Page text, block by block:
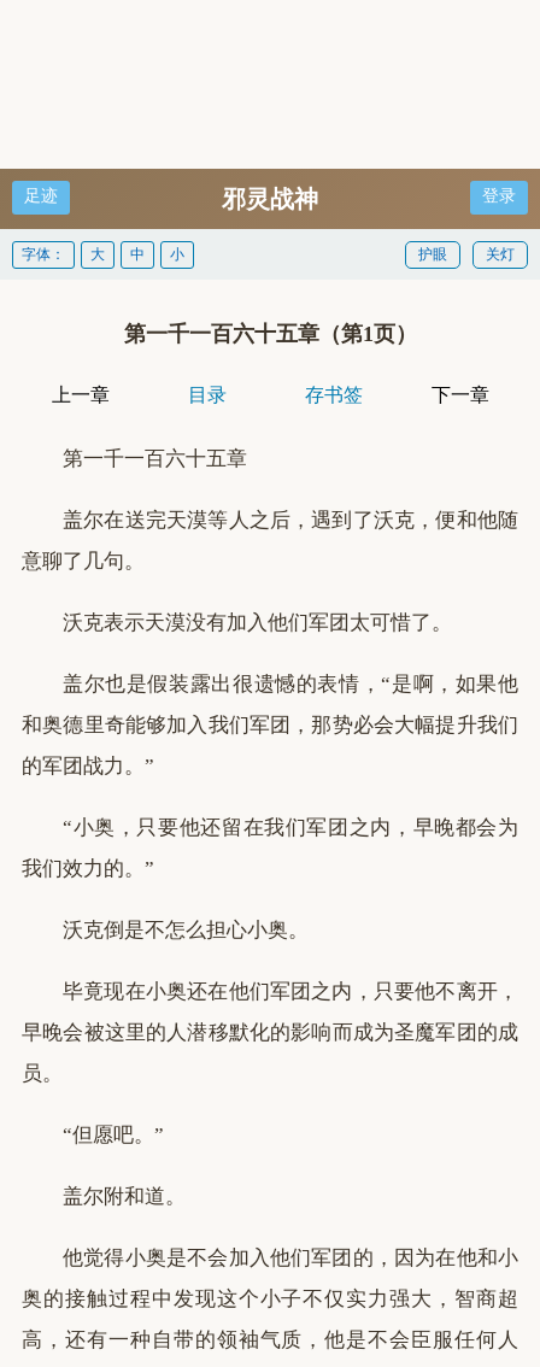
足迹 邪灵战神 登录
关灯
护眼
字体： 大 中 小
第一千一百六十五章（第1页）
上一章 目录 存书签 下一章
第一千一百六十五章
盖尔在送完天漠等人之后，遇到了沃克，便和他随
意聊了几句。
沃克表示天漠没有加入他们军团太可惜了。
盖尔也是假装露出很遗憾的表情，“是啊，如果他
和奥德里奇能够加入我们军团，那势必会大幅提升我们
的军团战力。”
“小奥，只要他还留在我们军团之内，早晚都会为
我们效力的。”
沃克倒是不怎么担心小奥。
毕竟现在小奥还在他们军团之内，只要他不离开，
早晚会被这里的人潜移默化的影响而成为圣魔军团的成
员。
“但愿吧。”
盖尔附和道。
他觉得小奥是不会加入他们军团的，因为在他和小
奥的接触过程中发现这个小子不仅实力强大，智商超
高，还有一种自带的领袖气质，他是不会臣服任何人